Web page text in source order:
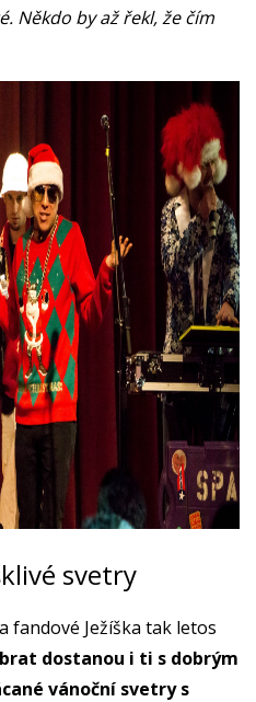
Někdo by až řekl, že čím
svetry
fandové Ježíška tak letos
dostanou i ti s dobrým
vánoční svetry s